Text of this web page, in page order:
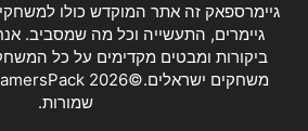
גיימרספאק זה אתר המוקדש כולו
גיימרים, התעשייה וכל מה שמסביב.
ביקורות ומבטים מקדימים על כל
שמורות.